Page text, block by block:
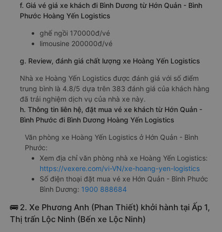
f. Giá vé giá xe khách đi Bình Dương từ Hớn Quản - Bình
Phước Hoàng Yến Logistics
ghế ngồi 170000đ/vé
limousine 200000đ/vé
g. Review, đánh giá chất lượng xe Hoàng Yến Logistics
Nhà xe Hoàng Yến Logistics được đánh giá với số điểm
trung bình là 4.8/5 dựa trên 383 đánh giá của khách hàng
đã trải nghiệm dịch vụ của nhà xe này.
h. Thông tin liên hệ, đặt mua vé xe khách từ Hớn Quản -
Bình Phước đi Bình Dương Hoàng Yến Logistics
Văn phòng xe Hoàng Yến Logistics ở Hớn Quản - Bình
Phước:
Xem địa chỉ văn phòng nhà xe Hoàng Yến Logistics:
https://vexere.com/vi-VN/xe-hoang-yen-logistics
Số điện thoại đặt mua vé xe Hớn Quản - Bình Phước
Bình Dương: 1900 888684
🚌 2. Xe Phương Anh (Phan Thiết) khởi hành tại Ấp 1,
Thị trấn Lộc Ninh (Bến xe Lộc Ninh)